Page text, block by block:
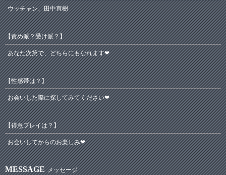
ウッチャン、田中直樹
【責め派？受け派？】
あなた次第で、どちらにもなれます❤
【性感帯は？】
お会いした際に探してみてください❤
【得意プレイは？】
お会いしてからのお楽しみ❤
MESSAGE メッセージ